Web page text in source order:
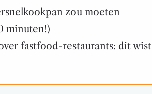
zou moeten
minuten!)
fastfood-restaurants: dit wist